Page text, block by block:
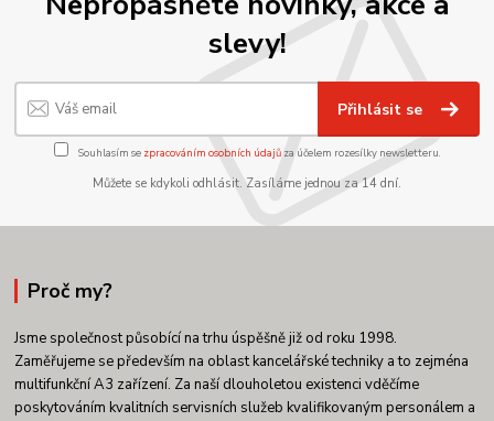
slevy!
Přihlásit se
Souhlasím se zpracováním osobních údajůza účelem rozesílky newsletteru.
Můžete se kdykoli odhlásit. Zasíláme jednou za 14 dní.
Proč my?
Jsme společnost působící na trhu úspěšně již od roku 1998.
Zaměřujeme se především na oblast kancelářské techniky a to zejména
multifunkční A3 zařízení. Za naší dlouholetou existenci vděčíme
poskytováním kvalitních servisních služeb kvalifikovaným personálem a